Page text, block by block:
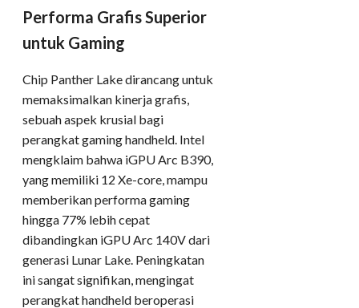
Performa Grafis Superior
untuk Gaming
Chip Panther Lake dirancang untuk
memaksimalkan kinerja grafis,
sebuah aspek krusial bagi
perangkat gaming handheld. Intel
mengklaim bahwa iGPU Arc B390,
yang memiliki 12 Xe-core, mampu
memberikan performa gaming
hingga 77% lebih cepat
dibandingkan iGPU Arc 140V dari
generasi Lunar Lake. Peningkatan
ini sangat signifikan, mengingat
perangkat handheld beroperasi